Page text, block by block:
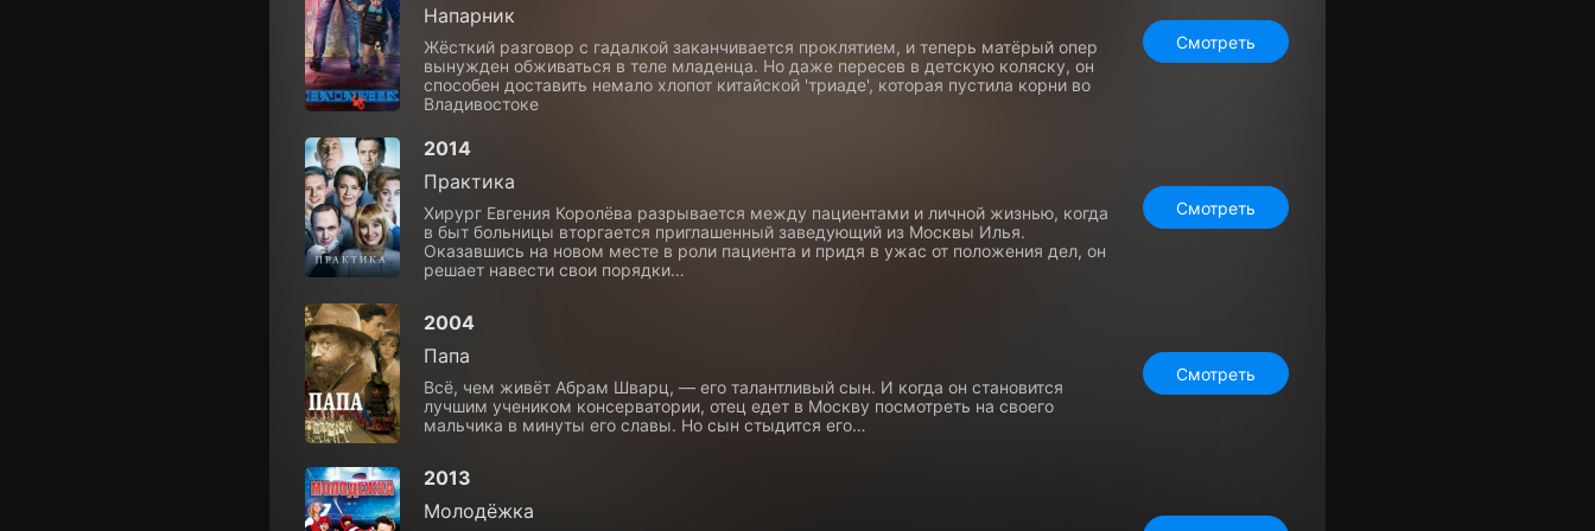
Напарник
Жёсткий разговор с гадалкой заканчивается проклятием, и теперь матёрый опер
вынужден обживаться в теле младенца. Но даже пересев в детскую коляску, он
способен доставить немало хлопот китайской 'триаде', которая пустила корни во
Владивостоке
Смотреть
2014
Практика
Хирург Евгения Королёва разрывается между пациентами и личной жизнью, когда
в быт больницы вторгается приглашенный заведующий из Москвы Илья.
Оказавшись на новом месте в роли пациента и придя в ужас от положения дел, он
решает навести свои порядки…
Смотреть
2004
Папа
Всё, чем живёт Абрам Шварц, — его талантливый сын. И когда он становится
лучшим учеником консерватории, отец едет в Москву посмотреть на своего
мальчика в минуты его славы. Но сын стыдится его…
Смотреть
2013
Молодёжка